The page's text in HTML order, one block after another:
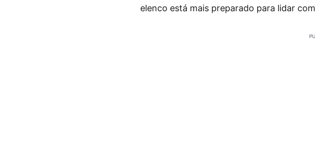
elenco está mais preparado para lidar